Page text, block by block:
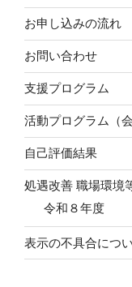
お申し込みの流れ
お問い合わせ
支援プログラム
活動プログラム（
自己評価結果
処遇改善 職場環境
令和８年度
表示の不具合につ